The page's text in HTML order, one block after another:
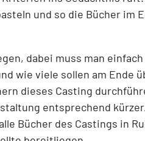
und so die Bücher im
dabei muss man
wie viele sollen am Ende
dieses Casting
entsprechend
Bücher des Castings in